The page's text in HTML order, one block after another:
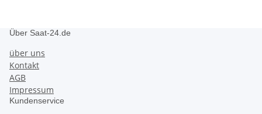
Über Saat-24.de
über uns
Kontakt
AGB
Impressum
Kundenservice